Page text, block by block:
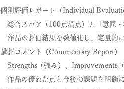
個別評価レポート（Individual
総合スコア（100点満点）と「意匠・
作品の評価結果を数値化し、定量的
講評コメント（Commentary Report）
Strengths（強み）、Improvements
作品の優れた点と今後の課題を明確に